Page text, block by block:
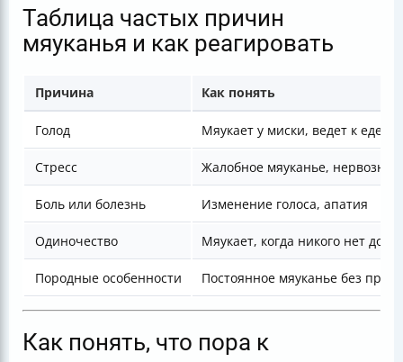
Таблица частых причин
мяуканья и как реагировать
Причина Как понять
Голод Мяукает у миски, ведет к еде
Стресс Жалобное мяуканье,
Боль или болезнь Изменение голоса, апатия
Одиночество Мяукает, когда никого нет дома
Породные особенности Постоянное мяуканье без
Как понять, что пора к